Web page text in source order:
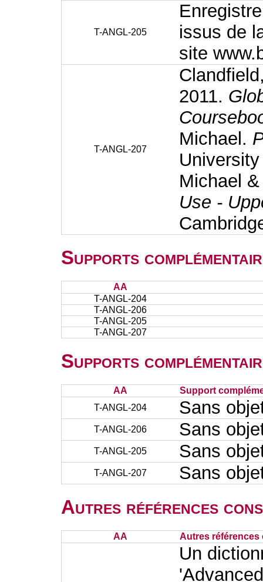
T-ANGL-205
issus de
site
T-ANGL-207
2011.
Michael.
Michael
Use -
Supports
AA
T-ANGL-204
T-ANGL-206
T-ANGL-205
T-ANGL-207
Supports
AA
Support
T-ANGL-204
Sans
T-ANGL-206 Sans
T-ANGL-205 Sans
T-ANGL-207 Sans
Autres références
AA Autres références
Un